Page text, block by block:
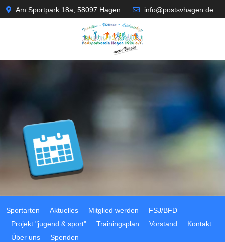
Am Sportpark 18a, 58097 Hagen info@postsvhagen.de
Mobile Menu Toggle
Sportarten Aktuelles Mitglied werden
FSJ/BFD
Projekt "jugend & sport"
Trainingsplan Vorstand
Kontakt
Über uns
Spenden